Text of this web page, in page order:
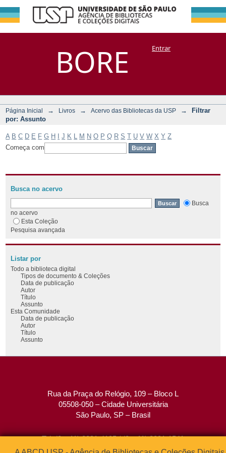
BORE
Filtrar por:
Assunto
DSpace/Manakin + CoriscoEntrar
Página Inicial → Livros → Acervo das Bibliotecas da USP →
Filtrar
por: Assunto
A B C D E F G H J K M N O P Q R S T U V W X Y Z
Começa com
Busca no acervo
Busca
no acervo
Esta Coleção
Pesquisa avançada
Listar por
Todo a biblioteca digital
Tipos de documento & Coleções
Data de publicação
Autor
Título
Assunto
Esta Comunidade
Data de publicação
Autor
Título
Assunto
Rua da Praça do Relógio, 109 – Bloco L
05508-050 – Cidade Universitária
São Paulo, SP – Brasil
Tel: (0xx11) 3091-4195 / (0xx11) 3091-1541
Fax: (0xx11) 3091-1567